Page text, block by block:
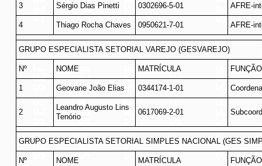
3 Sérgio Dias Pinetti 0302696-5-01 AFRE-
4 Thiago Rocha Chaves 0950621-7-01 AFRE-
GRUPO ESPECIALISTA SETORIAL VAREJO (GESVAREJO)
Nº NOME MATRÍCULA FUNÇÃO
1 Geovane João Elias 0344174-1-01
2
Leandro Augusto Lins
Tenório
0617069-2-01
GRUPO ESPECIALISTA SETORIAL SIMPLES NACIONAL (GES
Nº NOME MATRÍCULA FUNÇÃO